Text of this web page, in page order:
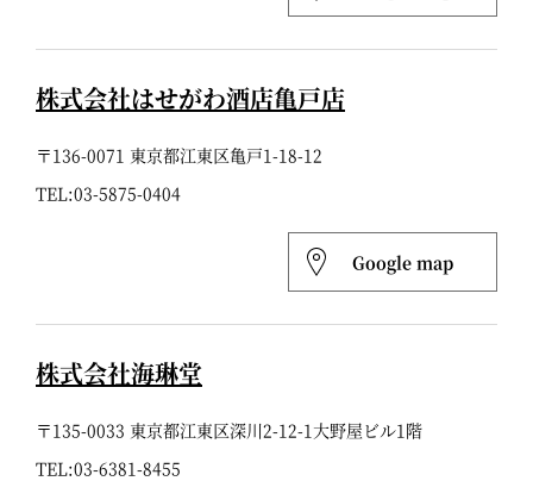
株式会社はせがわ酒店亀戸店
〒136-0071 東京都江東区亀戸1-18-12
TEL:03-5875-0404
Google map
株式会社海琳堂
〒135-0033 東京都江東区深川2-12-1大野屋ビル1階
TEL:03-6381-8455